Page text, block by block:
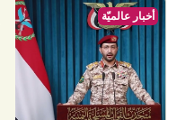
أخبار عالميّة